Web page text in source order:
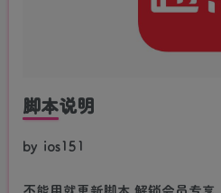
脚本说明
by ios151